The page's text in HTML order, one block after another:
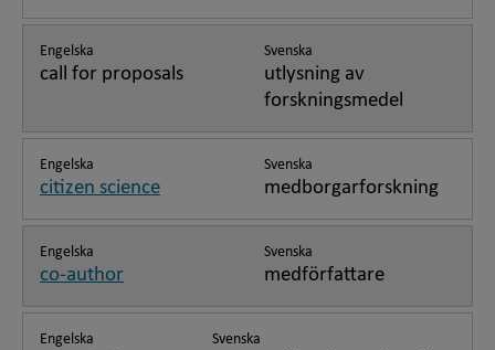
Engelska
call for proposals
Svenska
utlysning av
forskningsmedel
Engelska
citizen science
Svenska
medborgarforskning
Engelska
co-author
Svenska
medförfattare
Engelska Svenska